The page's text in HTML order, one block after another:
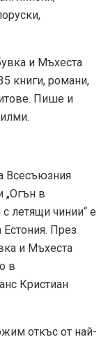
и Мъхеста
книги, романи,
Пише и
Всесъюзния
„Огън в
летящи чинии“ е
Естония. През
и Мъхеста
в
Кристиан
откъс от най-